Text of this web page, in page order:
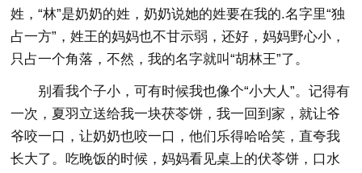
姓，“林”是奶奶的姓，奶奶说她的姓要在我的.名字里“独
占一方”，姓王的妈妈也不甘示弱，还好，妈妈野心小，
只占一个角落，不然，我的名字就叫“胡林王”了。
别看我个子小，可有时候我也像个“小大人”。记得有
一次，夏羽立送给我一块茯苓饼，我一回到家，就让爷
爷咬一口，让奶奶也咬一口，他们乐得哈哈笑，直夸我
长大了。吃晚饭的时候，妈妈看见桌上的伏苓饼，口水